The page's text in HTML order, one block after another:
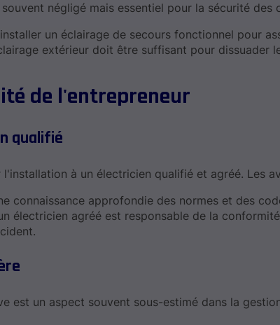
négligé mais essentiel pour la sécurité des
un éclairage de secours fonctionnel pour
extérieur doit être suffisant pour dissuader
de l'entrepreneur
qualifié
à un électricien qualifié et agréé. Les
connaissance approfondie des normes et des
électricien agréé est responsable de la
est un aspect souvent sous-estimé dans la